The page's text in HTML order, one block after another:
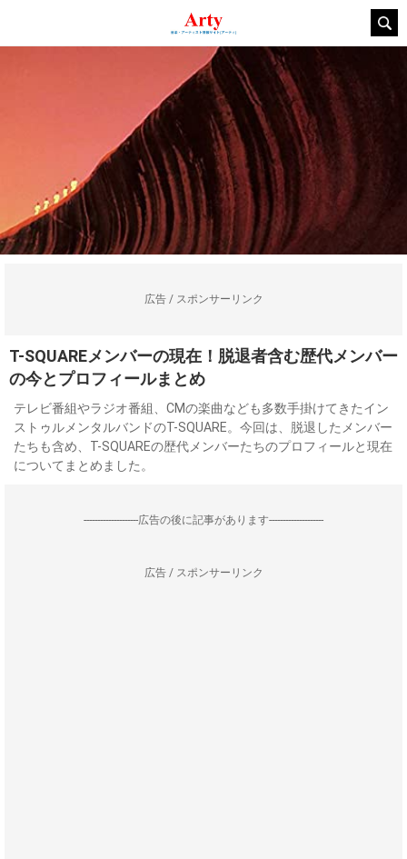
広告 / スポンサーリンク
T-SQUAREメンバーの現在！脱退者含む歴代メンバー
の今とプロフィールまとめ
テレビ番組やラジオ番組、CMの楽曲なども多数手掛けてきたイン
ストゥルメンタルバンドのT-SQUARE。今回は、脱退したメンバー
たちも含め、T-SQUAREの歴代メンバーたちのプロフィールと現在
についてまとめました。
--------------------広告の後に記事があります--------------------
広告 / スポンサーリンク